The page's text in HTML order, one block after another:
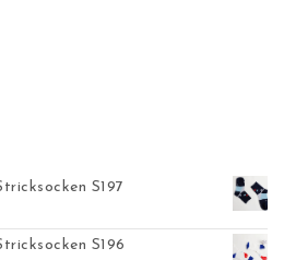
S197
S196